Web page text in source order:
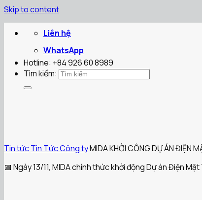
Skip to content
Liên hệ
WhatsApp
Hotline: +84 926 60 8989
Tìm kiếm:
Tin tứcTin Tức Công tyMIDA KHỞI CÔNG DỰ ÁN ĐIỆN
📅 Ngày 13/11, MIDA chính thức khởi động Dự án Điện